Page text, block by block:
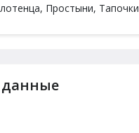
Простыни, Тапочки
данные